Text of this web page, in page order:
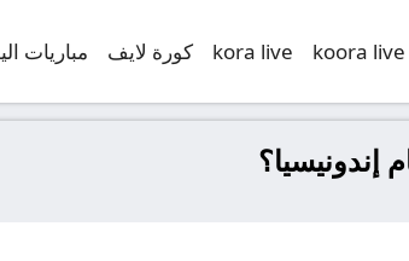
koora live
kora live كورة لايف مباريات